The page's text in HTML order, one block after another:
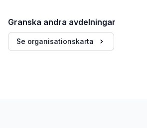
Granska andra avdelningar
Se organisationskarta